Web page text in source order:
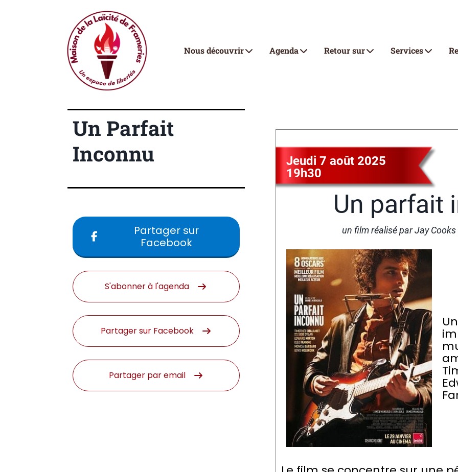
Nous découvrir Agenda Retour sur Services
Un Parfait
Inconnu
Partager sur
Facebook
S'abonner à l'agenda
Partager sur Facebook
Partager par email
Jeudi 7 août 2025
19h30
Un parfait
un film réalisé par Jay